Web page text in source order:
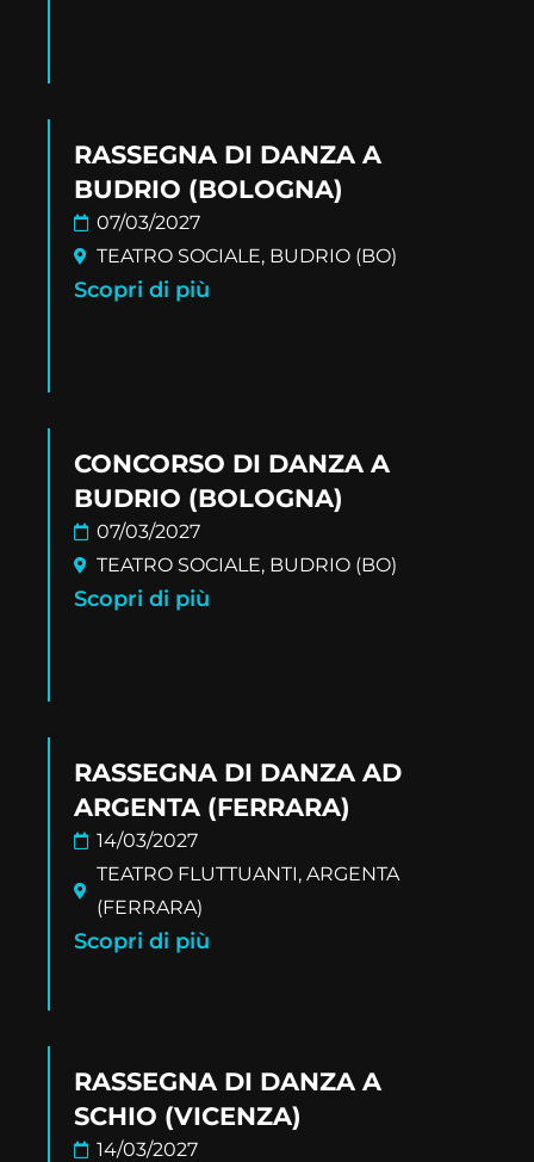
RASSEGNA DI DANZA A
BUDRIO (BOLOGNA)
07/03/2027
TEATRO SOCIALE, BUDRIO (BO)
Scopri di più
CONCORSO DI DANZA A
BUDRIO (BOLOGNA)
07/03/2027
TEATRO SOCIALE, BUDRIO (BO)
Scopri di più
RASSEGNA DI DANZA AD
ARGENTA (FERRARA)
14/03/2027
TEATRO FLUTTUANTI, ARGENTA
(FERRARA)
Scopri di più
RASSEGNA DI DANZA A
SCHIO (VICENZA)
14/03/2027